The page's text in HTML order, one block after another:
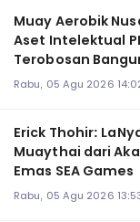
Muay Aerobik
Aset Intelektual
Terobosan
Rabu, 05 Agu 2026
Erick Thohir:
Muaythai dari
Emas SEA Games
Rabu, 05 Agu 2026